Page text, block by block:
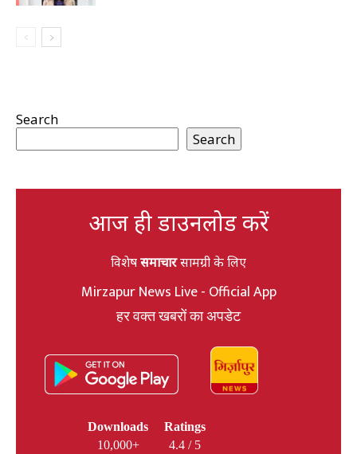
Search
Search
आज ही डाउनलोड करें
विशेषसमाचारसामग्री के लिए
Mirzapur News Live - Official App
हर वक्त खबरों का अपडेट
Downloads
10,000+
Ratings
4.4 / 5